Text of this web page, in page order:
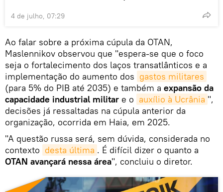
4 de julho, 07:29
Ao falar sobre a próxima cúpula da OTAN,
Maslennikov observou que "espera-se que o foco
seja o fortalecimento dos laços transatlânticos e a
implementação do aumento dos gastos militares
(para 5% do PIB até 2035) e também a expansão da
capacidade industrial militar e o auxílio à Ucrânia ",
decisões já ressaltadas na cúpula anterior da
organização, ocorrida em Haia, em 2025.
"A questão russa será, sem dúvida, considerada no
contexto desta última . É difícil dizer o quanto a
OTAN avançará nessa área", concluiu o diretor.